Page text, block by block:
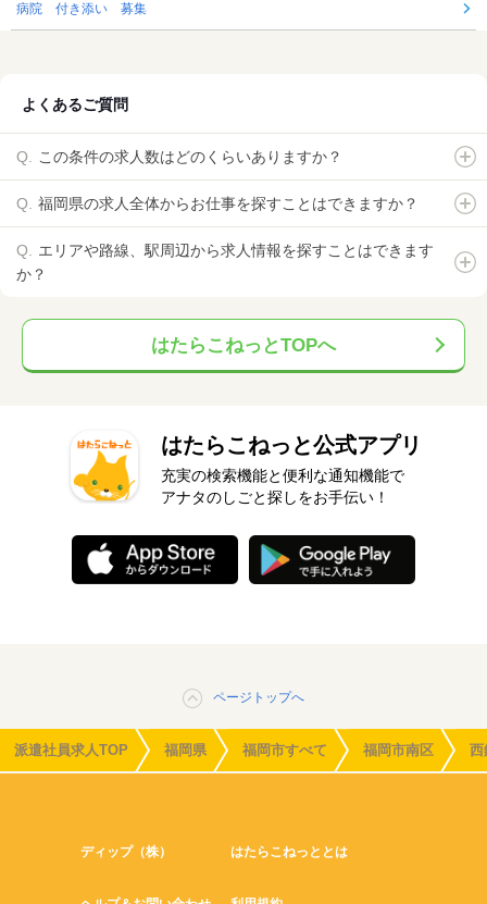
病院 付き添い 募集
よくあるご質問
この条件の求人数はどのくらいありますか？
福岡県の求人全体からお仕事を探すことはできますか？
エリアや路線、駅周辺から求人情報を探すことはできます
か？
はたらこねっとTOPへ
はたらこねっと公式アプリ
充実の検索機能と便利な通知機能で
アナタのしごと探しをお手伝い！
ページトップへ
派遣社員求人TOP 福岡県 福岡市すべて 福岡市南区 西
ディップ（株） はたらこねっととは